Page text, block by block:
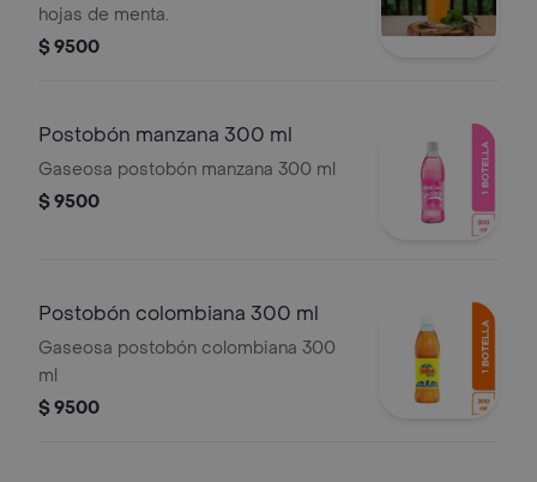
hojas de menta.
$ 9500
Postobón manzana 300 ml
Gaseosa postobón manzana 300 ml
$ 9500
Postobón colombiana 300 ml
Gaseosa postobón colombiana 300
ml
$ 9500